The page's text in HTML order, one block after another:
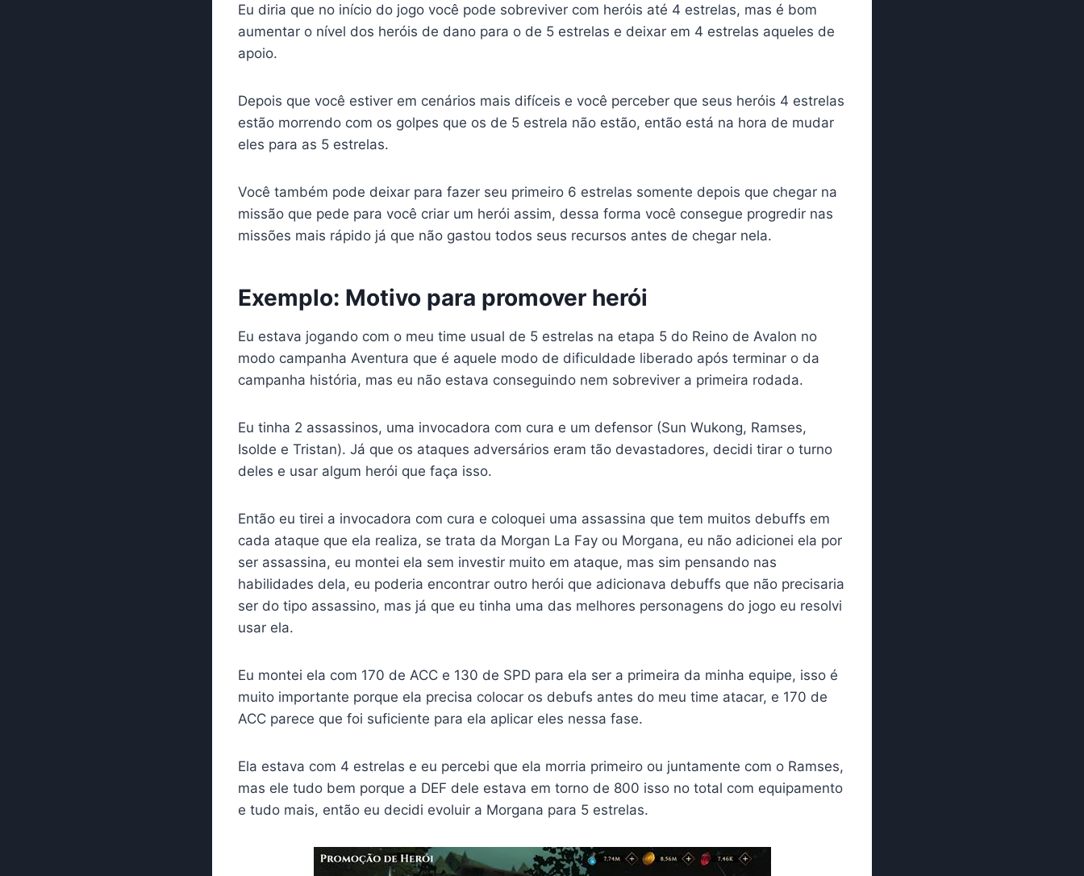
Eu diria que no início do jogo você pode sobreviver com heróis até 4 estrelas, mas é bom
aumentar o nível dos heróis de dano para o de 5 estrelas e deixar em 4 estrelas aqueles de
apoio.
Depois que você estiver em cenários mais difíceis e você perceber que seus heróis 4 estrelas
estão morrendo com os golpes que os de 5 estrela não estão, então está na hora de mudar
eles para as 5 estrelas.
Você também pode deixar para fazer seu primeiro 6 estrelas somente depois que chegar na
missão que pede para você criar um herói assim, dessa forma você consegue progredir nas
missões mais rápido já que não gastou todos seus recursos antes de chegar nela.
Exemplo: Motivo para promover herói
Eu estava jogando com o meu time usual de 5 estrelas na etapa 5 do Reino de Avalon no
modo campanha Aventura que é aquele modo de dificuldade liberado após terminar o da
campanha história, mas eu não estava conseguindo nem sobreviver a primeira rodada.
Eu tinha 2 assassinos, uma invocadora com cura e um defensor (Sun Wukong, Ramses,
Isolde e Tristan). Já que os ataques adversários eram tão devastadores, decidi tirar o turno
deles e usar algum herói que faça isso.
Então eu tirei a invocadora com cura e coloquei uma assassina que tem muitos debuffs em
cada ataque que ela realiza, se trata da Morgan La Fay ou Morgana, eu não adicionei ela por
ser assassina, eu montei ela sem investir muito em ataque, mas sim pensando nas
habilidades dela, eu poderia encontrar outro herói que adicionava debuffs que não precisaria
ser do tipo assassino, mas já que eu tinha uma das melhores personagens do jogo eu resolvi
usar ela.
Eu montei ela com 170 de ACC e 130 de SPD para ela ser a primeira da minha equipe, isso é
muito importante porque ela precisa colocar os debufs antes do meu time atacar, e 170 de
ACC parece que foi suficiente para ela aplicar eles nessa fase.
Ela estava com 4 estrelas e eu percebi que ela morria primeiro ou juntamente com o Ramses,
mas ele tudo bem porque a DEF dele estava em torno de 800 isso no total com equipamento
e tudo mais, então eu decidi evoluir a Morgana para 5 estrelas.